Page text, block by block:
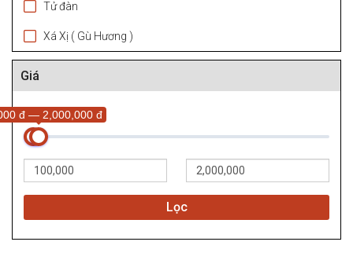
Tử đàn
Xá Xị ( Gù Hương )
Giá
đ — 2,000,000 đ
Lọc